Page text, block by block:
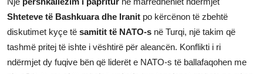
Shteteve të Bashkuara dhe Iranit po kërcënon të zbehtë
diskutimet kyçe të samitit të NATO-s në Turqi, një takim që
tashmë pritej të ishte i vështirë për aleancën. Konflikti i ri
ndërmjet dy fuqive bën që liderët e NATO-s të ballafaqohen me